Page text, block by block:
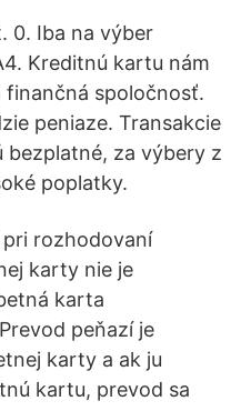
0. Iba na výber
Kreditnú kartu nám
finančná spoločnosť.
peniaze. Transakcie
bezplatné, za výbery z
poplatky.
rozhodovaní
karty nie je
karta
peňazí je
karty a ak ju
kartu, prevod sa